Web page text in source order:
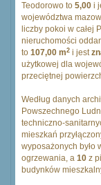
Teodorowo to 5,00 i
województwa
liczby pokoi w całej
nieruchomości
to 107,00 m2 i jest
użytkowej dla
przeciętnej
Według danych
Powszechnego
techniczno-
mieszkań
wyposażonych było
ogrzewania, a 10 z
budynków